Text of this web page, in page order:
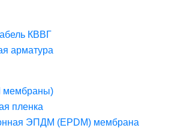
КВВГ
арматура
мембраны)
пленка
ЭПДМ (EPDM) мембрана